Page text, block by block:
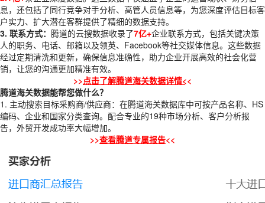
息，还包括了同行竞争对手分析、高管人员信息等，为您深度评估目标客
户实力、扩大潜在客群提供了精细的数据支持。
3. 联系方式： 腾道的云搜数据收录了7亿+企业联系方式，包括关键决策
人的职务、电话、邮箱以及领英、Facebook等社交媒体信息。这些数据
经过定期清洗和更新，确保信息准确性，助力企业开展高效的社会化营
销，让您的沟通更加精准有效。
>>点击了解腾道海关数据详情<<
腾道海关数据能帮您做什么？
1. 主动搜索目标采购商/供应商：在腾道海关数据库中可按产品名称、HS
编码、企业和国家分类查询。配合专业的19种市场分析、客户分析报
告，外贸开发成功率大幅增加。
>>查看腾道专属报告<<